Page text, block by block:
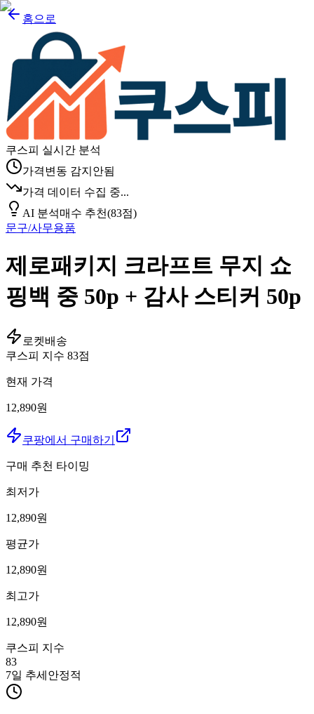
홈으로
쿠스피 실시간 분석
가격변동 감지안됨
가격 데이터 수집 중...
AI 분석매수 추천(83점)
문구/사무용품
제로패키지 크라프트 무지 쇼
핑백 중 50p + 감사 스티커 50p
로켓배송
쿠스피 지수 83점
현재 가격
12,890원
쿠팡에서 구매하기
구매 추천 타이밍
최저가
12,890원
평균가
12,890원
최고가
12,890원
쿠스피 지수
83
7일 추세 안정적